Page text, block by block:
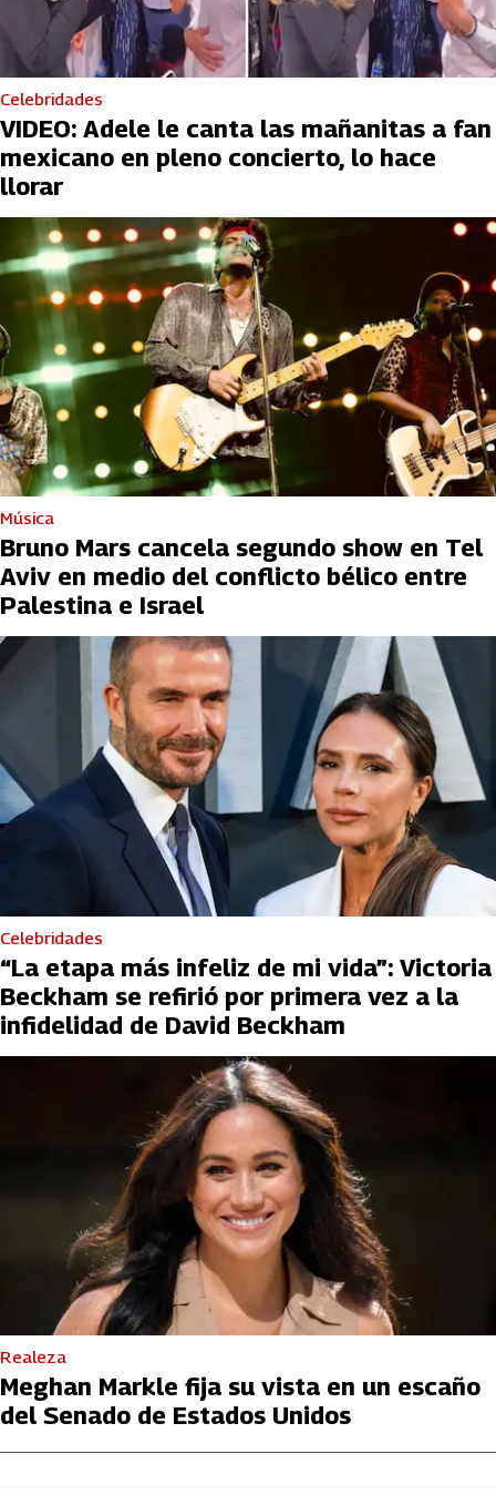
Celebridades
VIDEO: Adele le canta las mañanitas a fan
mexicano en pleno concierto, lo hace
llorar
Música
Bruno Mars cancela segundo show en Tel
Aviv en medio del conflicto bélico entre
Palestina e Israel
Celebridades
“La etapa más infeliz de mi vida”: Victoria
Beckham se refirió por primera vez a la
infidelidad de David Beckham
Realeza
Meghan Markle fija su vista en un escaño
del Senado de Estados Unidos